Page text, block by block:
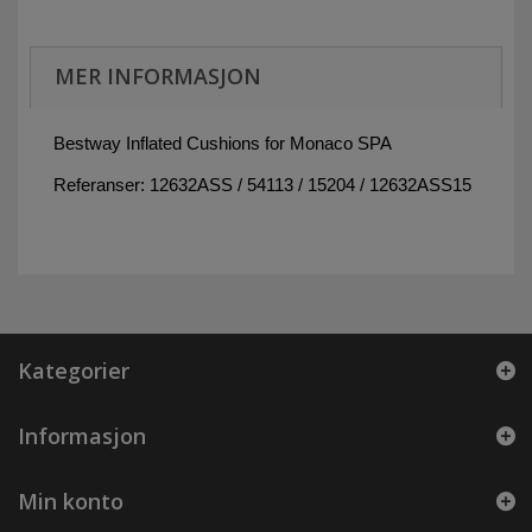
MER INFORMASJON
Bestway Inflated Cushions for Monaco SPA
Referanser: 12632ASS / 54113 / 15204 / 12632ASS15
Kategorier
Informasjon
Min konto